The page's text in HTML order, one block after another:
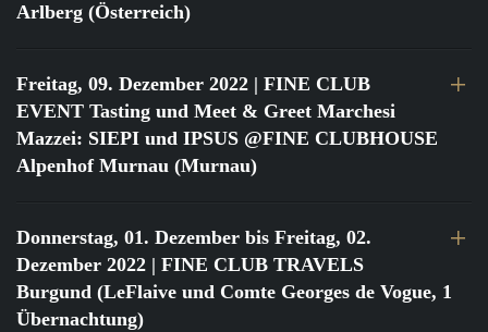
Arlberg (Österreich)
Freitag, 09. Dezember 2022 | FINE CLUB
EVENT Tasting und Meet & Greet Marchesi
Mazzei: SIEPI und IPSUS @FINE CLUBHOUSE
Alpenhof Murnau (Murnau)
Donnerstag, 01. Dezember bis Freitag, 02.
Dezember 2022 | FINE CLUB TRAVELS
Burgund (LeFlaive und Comte Georges de Vogue, 1
Übernachtung)